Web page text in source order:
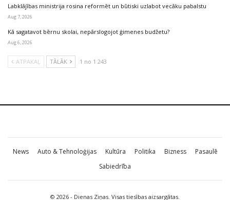
Labklājības ministrija rosina reformēt un būtiski uzlabot vecāku pabalstu
Aug 7, 2026
Kā sagatavot bērnu skolai, nepārslogojot ģimenes budžetu?
Aug 6, 2026
ATPAKAĻ TĀLĀK 1 no 1 243
News Auto & Tehnoloģijas Kultūra Politika Bizness
Pasaulē
Sabiedrība
© 2026 - Dienas Ziņas. Visas tiesības aizsargātas.